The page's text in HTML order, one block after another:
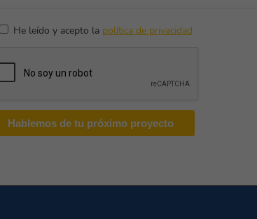
He leído y acepto la política de privacidad